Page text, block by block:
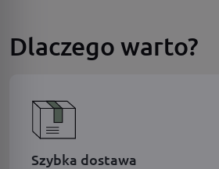
Dlaczego warto?
Szybka dostawa